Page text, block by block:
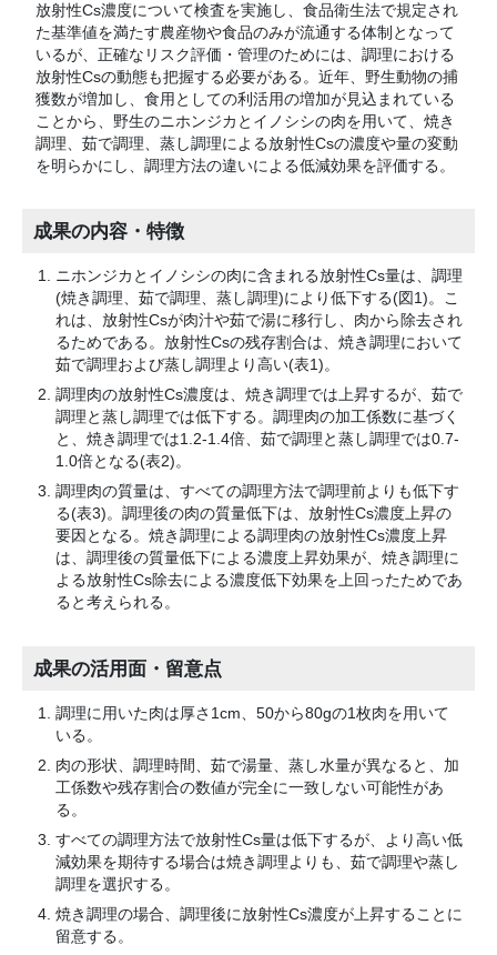
放射性Cs濃度について検査を実施し、食品衛生法で規定され
た基準値を満たす農産物や食品のみが流通する体制となって
いるが、正確なリスク評価・管理のためには、調理における
放射性Csの動態も把握する必要がある。近年、野生動物の捕
獲数が増加し、食用としての利活用の増加が見込まれている
ことから、野生のニホンジカとイノシシの肉を用いて、焼き
調理、茹で調理、蒸し調理による放射性Csの濃度や量の変動
を明らかにし、調理方法の違いによる低減効果を評価する。
成果の内容・特徴
ニホンジカとイノシシの肉に含まれる放射性Cs量は、調理
(焼き調理、茹で調理、蒸し調理)により低下する(図1)。こ
れは、放射性Csが肉汁や茹で湯に移行し、肉から除去され
るためである。放射性Csの残存割合は、焼き調理において
茹で調理および蒸し調理より高い(表1)。
調理肉の放射性Cs濃度は、焼き調理では上昇するが、茹で
調理と蒸し調理では低下する。調理肉の加工係数に基づく
と、焼き調理では1.2-1.4倍、茹で調理と蒸し調理では0.7-
1.0倍となる(表2)。
調理肉の質量は、すべての調理方法で調理前よりも低下す
る(表3)。調理後の肉の質量低下は、放射性Cs濃度上昇の
要因となる。焼き調理による調理肉の放射性Cs濃度上昇
は、調理後の質量低下による濃度上昇効果が、焼き調理に
よる放射性Cs除去による濃度低下効果を上回ったためであ
ると考えられる。
成果の活用面・留意点
調理に用いた肉は厚さ1cm、50から80gの1枚肉を用いて
いる。
肉の形状、調理時間、茹で湯量、蒸し水量が異なると、加
工係数や残存割合の数値が完全に一致しない可能性があ
る。
すべての調理方法で放射性Cs量は低下するが、より高い低
減効果を期待する場合は焼き調理よりも、茹で調理や蒸し
調理を選択する。
焼き調理の場合、調理後に放射性Cs濃度が上昇することに
留意する。